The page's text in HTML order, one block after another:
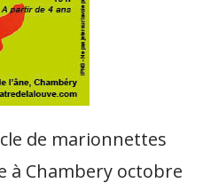
de marionnettes
à Chambery octobre